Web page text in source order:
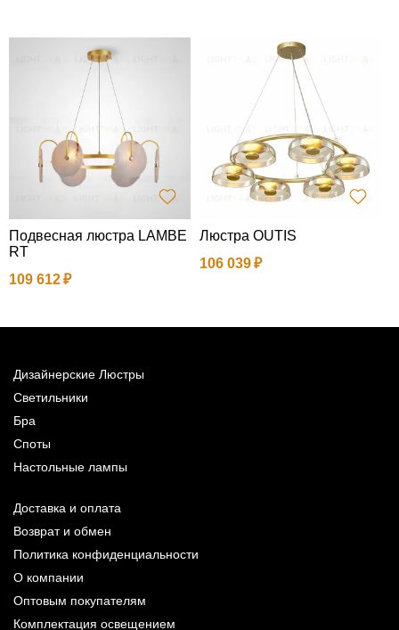
Подвесная люстра LAMBE
RT
109 612
Люстра OUTIS
106 039
Дизайнерские Люстры
Светильники
Бра
Споты
Настольные лампы
Доставка и оплата
Возврат и обмен
Политика конфиденциальности
О компании
Оптовым покупателям
Комплектация освещением